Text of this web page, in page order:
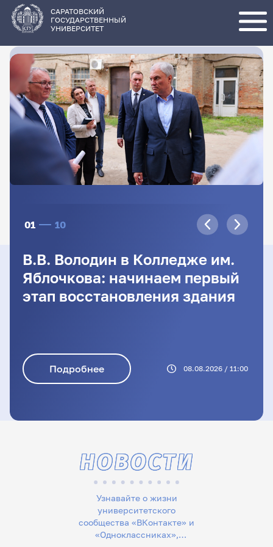
основному
содержанию
САРАТОВСКИЙ
ГОСУДАРСТВЕННЫЙ
УНИВЕРСИТЕТ
01 10
В.В. Володин в Колледже им.
Яблочкова: начинаем первый
этап восстановления здания
Подробнее 08.08.2026 / 11:00
Узнавайте о жизни
университетского
сообщества «ВКонтакте» и
«Одноклассниках»,
НОВОСТИ